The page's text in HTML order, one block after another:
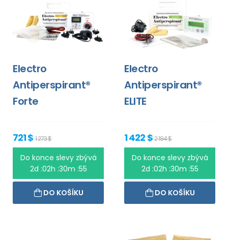
Electro
Antiperspirant®
Forte
721 $1 273 $
Do konce slevy zbývá
2d :02h :30m :55
DO KOŠÍKU
Electro
Antiperspirant®
ELITE
1 422 $2 184 $
Do konce slevy zbývá
2d :02h :30m :55
DO KOŠÍKU